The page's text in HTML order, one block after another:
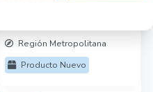
Región Metropolitana
Producto Nuevo